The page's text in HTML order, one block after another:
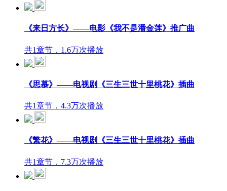
《来日方长》——电影《我不是潘金莲》推广曲
共1章节，1.6万次播放
《思慕》——电视剧《三生三世十里桃花》插曲
共1章节，4.3万次播放
《繁花》——电视剧《三生三世十里桃花》插曲
共1章节，7.3万次播放